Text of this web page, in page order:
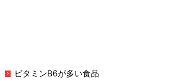
ビタミンB6が多い食品